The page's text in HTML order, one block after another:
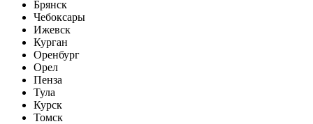
Брянск
Чебоксары
Ижевск
Курган
Оренбург
Орел
Пенза
Тула
Курск
Томск